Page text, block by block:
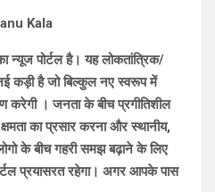
Kala
न्यूज पोर्टल है। यह लोकतांत्रिक/
नई कड़ी है जो बिल्कुल नए स्वरूप में
करेगी । जनता के बीच प्रगीतिशील
का प्रसार करना और स्थानीय,
के बीच गहरी समझ बढ़ाने के लिए
प्रयासरत रहेगा। अगर आपके पास